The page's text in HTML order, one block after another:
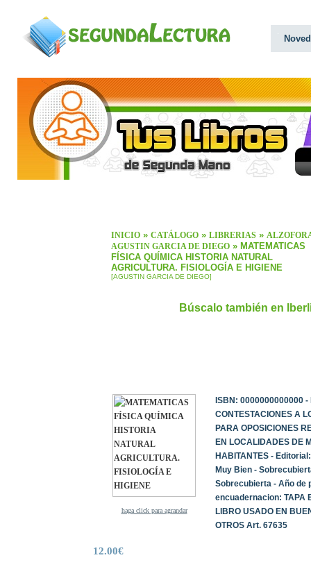
INICIO » CATÁLOGO » LIBRERIAS »
AGUSTIN GARCIA DE DIEGO » MATEMATICAS
FÍSICA QUÍMICA HISTORIA NATURAL
AGRICULTURA. FISIOLOGÍA E HIGIENE
[AGUSTIN GARCIA DE DIEGO]
Búscalo también en
haga click para agrandar
ISBN: 0000000000000
CONTESTACIONES A
PARA OPOSICIONES
EN LOCALIDADES DE
HABITANTES -
Muy Bien -
Sobrecubierta - Año de
encuadernacion: TAPA
LIBRO USADO EN
OTROS Art. 67635
12.00€